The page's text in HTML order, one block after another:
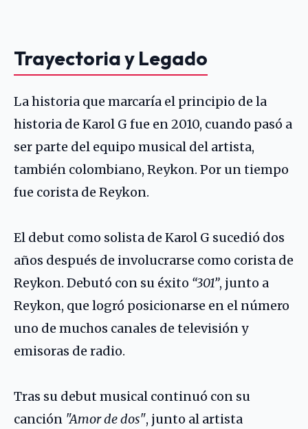
Trayectoria y Legado
La historia que marcaría el principio de la
historia de Karol G fue en 2010, cuando pasó a
ser parte del equipo musical del artista,
también colombiano, Reykon. Por un tiempo
fue corista de Reykon.
El debut como solista de Karol G sucedió dos
años después de involucrarse como corista de
Reykon. Debutó con su éxito “301”, junto a
Reykon, que logró posicionarse en el número
uno de muchos canales de televisión y
emisoras de radio.
Tras su debut musical continuó con su
canción "Amor de dos", junto al artista